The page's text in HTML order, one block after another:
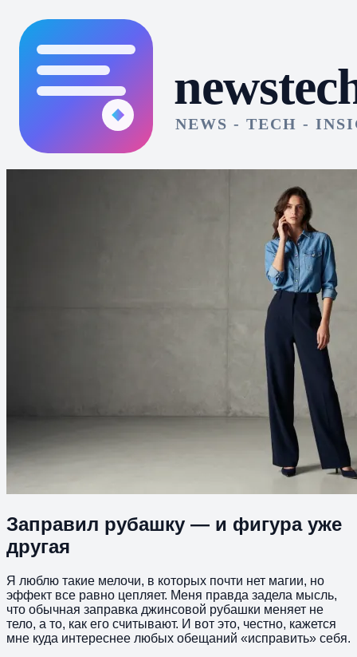
Заправил рубашку — и фигура уже
другая
Я люблю такие мелочи, в которых почти нет магии, но
эффект все равно цепляет. Меня правда задела мысль,
что обычная заправка джинсовой рубашки меняет не
тело, а то, как его считывают. И вот это, честно, кажется
мне куда интереснее любых обещаний «исправить» себя.